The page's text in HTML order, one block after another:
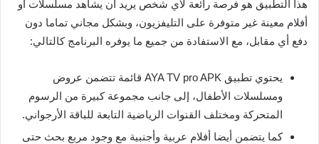
هذا التطبيق هو فرصة رائعة لأي شخص يريد أن يشاهد مسلسلات أو
أفلام معينة غير متوفرة على التليفزيون، وبشكل مجاني تماما دون
دفع أي مقابل، مع الاستفادة من جميع ما يوفره البرنامج كالتالي:
يحتوي تطبيق AYA TV pro APK قائمة تتضمن عروض
ومسلسلات الأطفال، إلى جانب مجموعة كبيرة من الرسوم
المتحركة ومختلف القنوات الرياضية التابعة للباقة الأرجواني.
كما يتضمن أيضا أفلام عربية وأجنبية مع وجود مربع بحث حتى